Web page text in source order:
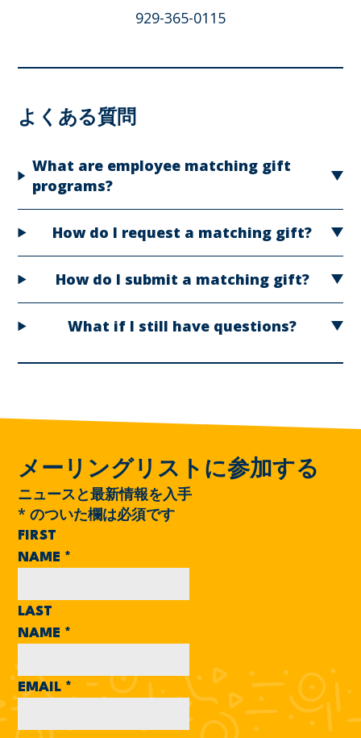
929-365-0115
よくある質問
What are employee matching gift
programs?
How do I request a matching gift?
How do I submit a matching gift?
What if I still have questions?
メーリングリストに参加する
ニュースと最新情報を入手
* のついた欄は必須です
FIRST
NAME *
LAST
NAME *
EMAIL *